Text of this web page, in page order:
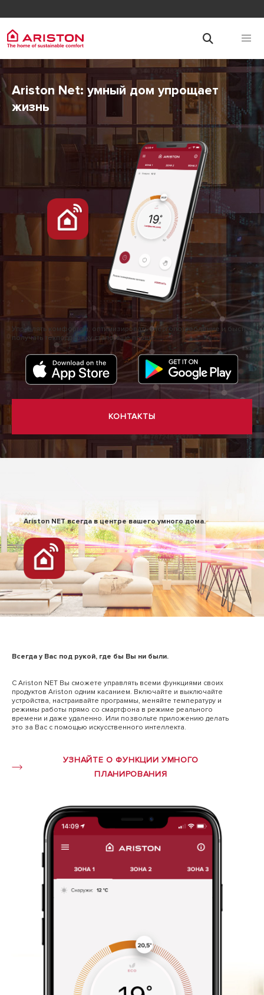
Ariston Net: умный дом упрощает
жизнь
Управлять комфортом, оптимизировать энергопотребление и быстро
получать техподдержку стало еще проще.
КОНТАКТЫ
Ariston NET всегда в центре вашего умного дома.
Всегда у Вас под рукой, где бы Вы ни были.
С Ariston NET Вы сможете управлять всеми функциями своих
продуктов Ariston одним касанием. Включайте и выключайте
устройства, настраивайте программы, меняйте температуру и
режимы работы прямо со смартфона в режиме реального
времени и даже удаленно. Или позвольте приложению делать
это за Вас с помощью искусственного интеллекта.
УЗНАЙТЕ О ФУНКЦИИ УМНОГО
ПЛАНИРОВАНИЯ